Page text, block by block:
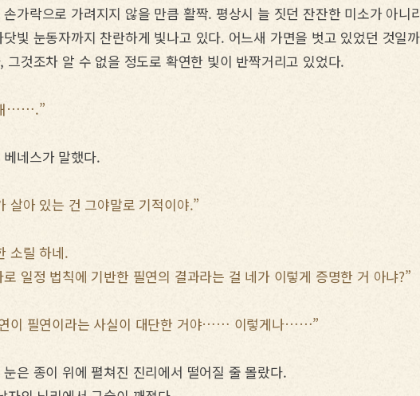
손가락으로 가려지지 않을 만큼 활짝. 평상시 늘 짓던 잔잔한 미소가 아
닷빛 눈동자까지 찬란하게 빛나고 있다. 어느새 가면을 벗고 있었던 것일
그것조차 알 수 없을 정도로 확연한 빛이 반짝거리고 있었다.
…….”
베네스가 말했다.
살아 있는 건 그야말로 기적이야.”
소릴 하네.
로 일정 법칙에 기반한 필연의 결과라는 걸 네가 이렇게 증명한 거 아냐?”
눈은 종이 위에 펼쳐진 진리에서 떨어질 줄 몰랐다.